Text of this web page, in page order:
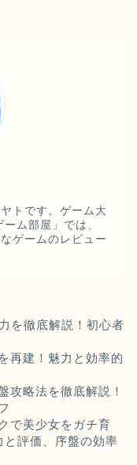
トです。ゲーム大
ム部屋」では、
ゲームのレビュー
を徹底解説！初心者
再建！魅力と効率的
攻略法を徹底解説！
で美少女をガチ育
評価、序盤の効率